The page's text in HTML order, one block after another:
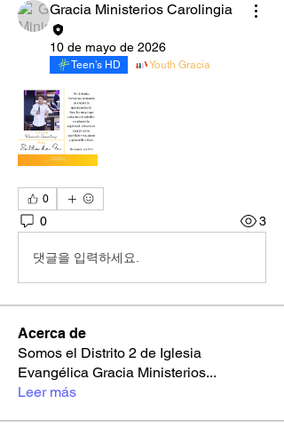
Gracia Ministerios Carolingia
10 de mayo de 2026
Teen’s HD Youth Gracia
0
0 3
댓글을 입력하세요.
Acerca de
Somos el Distrito 2 de Iglesia
Evangélica Gracia Ministerios...
Leer más